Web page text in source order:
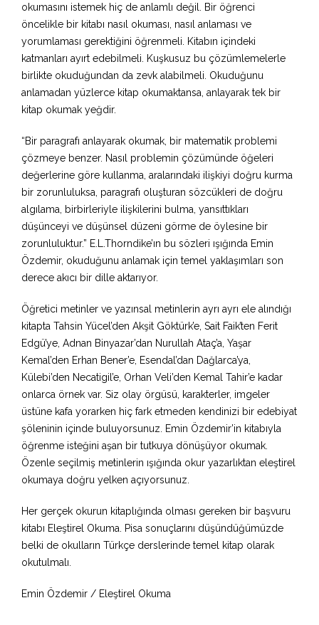
okumasını istemek hiç de anlamlı değil. Bir öğrenci
öncelikle bir kitabı nasıl okuması, nasıl anlaması ve
yorumlaması gerektiğini öğrenmeli. Kitabın içindeki
katmanları ayırt edebilmeli. Kuşkusuz bu çözümlemelerle
birlikte okuduğundan da zevk alabilmeli. Okuduğunu
anlamadan yüzlerce kitap okumaktansa, anlayarak tek bir
kitap okumak yeğdir.
“Bir paragrafı anlayarak okumak, bir matematik problemi
çözmeye benzer. Nasıl problemin çözümünde öğeleri
değerlerine göre kullanma, aralarındaki ilişkiyi doğru kurma
bir zorunluluksa, paragrafı oluşturan sözcükleri de doğru
algılama, birbirleriyle ilişkilerini bulma, yansıttıkları
düşünceyi ve düşünsel düzeni görme de öylesine bir
zorunluluktur.” E.L.Thorndike’ın bu sözleri ışığında Emin
Özdemir, okuduğunu anlamak için temel yaklaşımları son
derece akıcı bir dille aktarıyor.
Öğretici metinler ve yazınsal metinlerin ayrı ayrı ele alındığı
kitapta Tahsin Yücel’den Akşit Göktürk’e, Sait Faik’ten Ferit
Edgü’ye, Adnan Binyazar’dan Nurullah Ataç’a, Yaşar
Kemal’den Erhan Bener’e, Esendal’dan Dağlarca’ya,
Külebi’den Necatigil’e, Orhan Veli’den Kemal Tahir’e kadar
onlarca örnek var. Siz olay örgüsü, karakterler, imgeler
üstüne kafa yorarken hiç fark etmeden kendinizi bir edebiyat
şöleninin içinde buluyorsunuz. Emin Özdemir’in kitabıyla
öğrenme isteğini aşan bir tutkuya dönüşüyor okumak.
Özenle seçilmiş metinlerin ışığında okur yazarlıktan eleştirel
okumaya doğru yelken açıyorsunuz.
Her gerçek okurun kitaplığında olması gereken bir başvuru
kitabı Eleştirel Okuma. Pisa sonuçlarını düşündüğümüzde
belki de okulların Türkçe derslerinde temel kitap olarak
okutulmalı.
Emin Özdemir / Eleştirel Okuma